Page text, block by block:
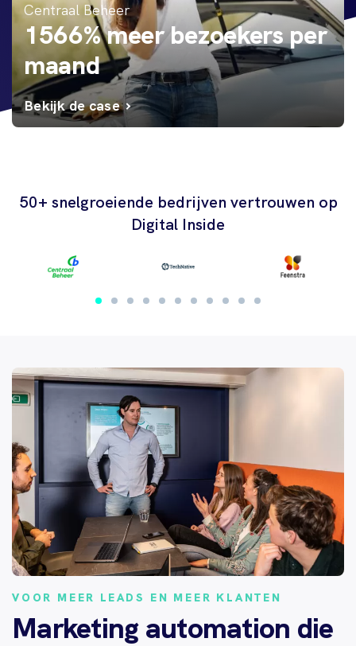
Centraal Beheer
1566% meer bezoekers per
maand
Bekijk de case
50+ snelgroeiende bedrijven vertrouwen op
Digital Inside
VOOR MEER LEADS EN MEER KLANTEN
Marketing automation die